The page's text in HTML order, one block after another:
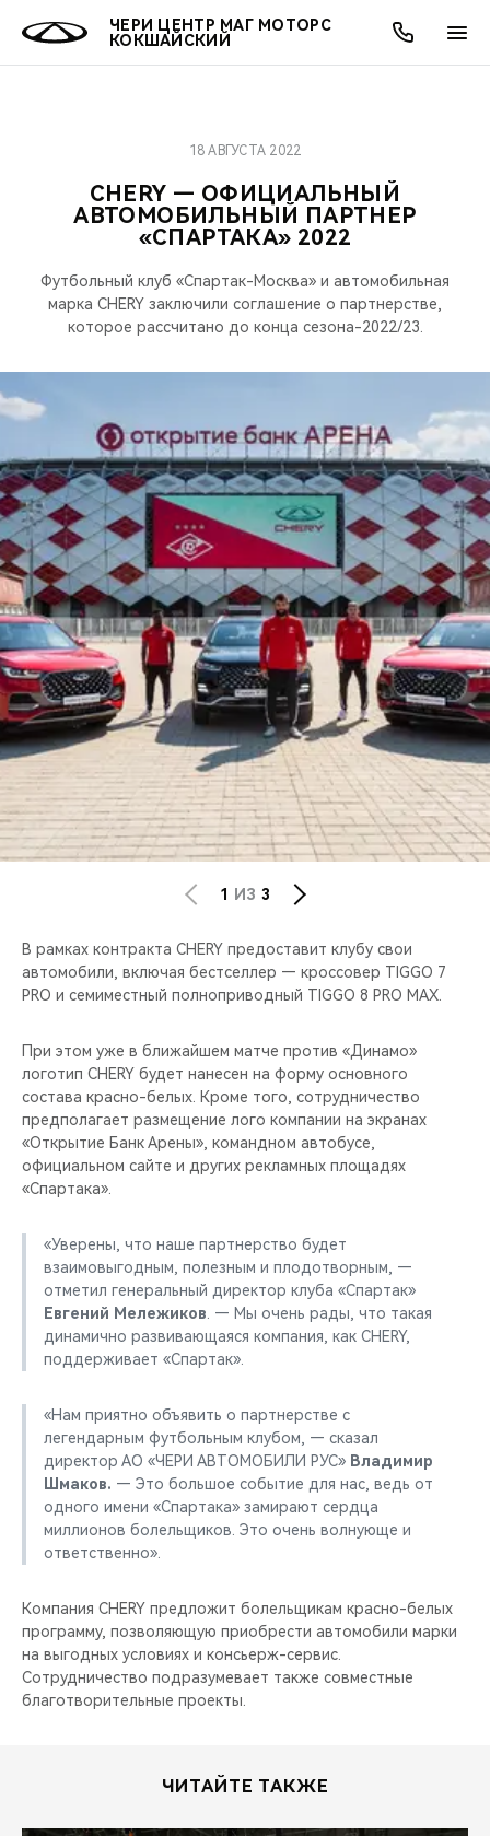
ЧЕРИ ЦЕНТР МАГ МОТОРС
КОКШАЙСКИЙ
МОДЕЛИ
ВСЕ МОДЕЛИ
КРОССОВЕРЫ
НОВИНКИ
ПОКУПАТЕЛЯМ
ВЫБОР И ПОКУПКА
ВЛАДЕЛЬЦАМ
ПОДДЕРЖКА
МИР CHERY
АКСЕССУАРЫ
CHERY В СОЦСЕТЯХ
БЛАГОТВОРИТЕЛЬНОСТЬ
CHERY REMOTE
CHERY И СПОРТ
НАШИ МЕРОПРИЯТИЯ
ВИДЕООБЗОРЫ
CHERY ДЛЯ ДЕТЕЙ
АКЦИИ
ВЫГОДЫ И АКЦИИ
ОНЛАЙН СЕРВИСЫ
ВЫБОР И ПОКУПКА
О КОМПАНИИ
CHERY — ОФИЦИАЛЬНЫЙ
АВТОМОБИЛЬНЫЙ ПАРТНЕР
«СПАРТАКА» 2022
18 АВГУСТА 2022
Футбольный клуб «Спартак-Москва» и автомобильная
марка CHERY заключили соглашение о партнерстве,
которое рассчитано до конца сезона-2022/23.
1 ИЗ 3
В рамках контракта CHERY предоставит клубу свои
автомобили, включая бестселлер — кроссовер TIGGO 7
PRO и семиместный полноприводный TIGGO 8 PRO MAX.
При этом уже в ближайшем матче против «Динамо»
логотип CHERY будет нанесен на форму основного
состава красно-белых. Кроме того, сотрудничество
предполагает размещение лого компании на экранах
«Открытие Банк Арены», командном автобусе,
официальном сайте и других рекламных площадях
«Спартака».
«Уверены, что наше партнерство будет
взаимовыгодным, полезным и плодотворным, —
отметил генеральный директор клуба «Спартак»
Евгений Мележиков . — Мы очень рады, что такая
динамично развивающаяся компания, как CHERY,
поддерживает «Спартак».
«Нам приятно объявить о партнерстве с
легендарным футбольным клубом, — сказал
директор АО «ЧЕРИ АВТОМОБИЛИ РУС» Владимир
Шмаков. — Это большое событие для нас, ведь от
одного имени «Спартака» замирают сердца
миллионов болельщиков. Это очень волнующе и
ответственно».
Компания CHERY предложит болельщикам красно-белых
программу, позволяющую приобрести автомобили марки
на выгодных условиях и консьерж-сервис.
Сотрудничество подразумевает также совместные
благотворительные проекты.
ЧИТАЙТЕ ТАКЖЕ